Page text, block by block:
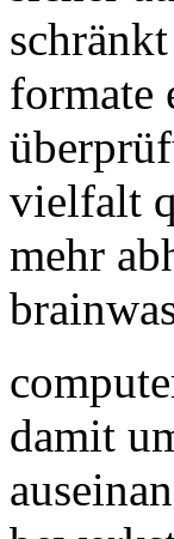
formate
vielfalt
mehr
damit